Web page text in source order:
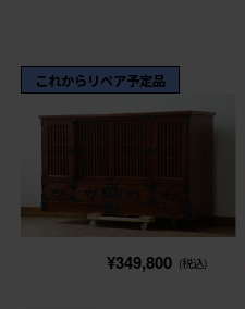
これからリペア予定品
¥349,800 (税込)